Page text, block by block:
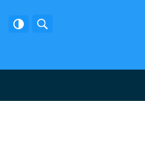
Facebook